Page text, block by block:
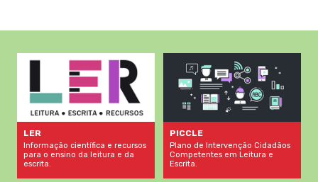
LER
Informação científica e recursos
para o ensino da leitura e da
escrita.
PICCLE
Plano de Intervenção Cidadãos
Competentes em Leitura e
Escrita.